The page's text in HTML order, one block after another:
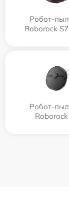
Робот-
Roborock
Робот-